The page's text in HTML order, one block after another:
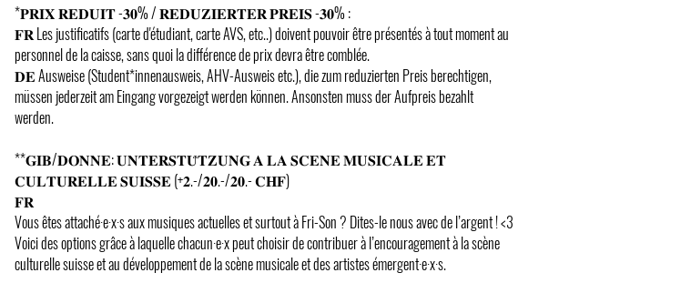
*𝐏𝐑𝐈𝐗 𝐑𝐄𝐃𝐔𝐈𝐓 -𝟑𝟎% / 𝐑𝐄𝐃𝐔𝐙𝐈𝐄𝐑𝐓𝐄𝐑 𝐏𝐑𝐄𝐈𝐒 -𝟑𝟎% :
𝐅𝐑 Les justificatifs (carte d'étudiant, carte AVS, etc..) doivent pouvoir être présentés à tout moment au
personnel de la caisse, sans quoi la différence de prix devra être comblée.
𝐃𝐄 Ausweise (Student*innenausweis, AHV-Ausweis etc.), die zum reduzierten Preis berechtigen,
müssen jederzeit am Eingang vorgezeigt werden können. Ansonsten muss der Aufpreis bezahlt
werden.
**𝐆𝐈𝐁/𝐃𝐎𝐍𝐍𝐄: 𝐔𝐍𝐓𝐄𝐑𝐒𝐓𝐔̈𝐓𝐙𝐔𝐍𝐆 𝐀 𝐋𝐀 𝐒𝐂𝐄𝐍𝐄 𝐌𝐔𝐒𝐈𝐂𝐀𝐋𝐄 𝐄𝐓
𝐂𝐔𝐋𝐓𝐔𝐑𝐄𝐋𝐋𝐄 𝐒𝐔𝐈𝐒𝐒𝐄 (+𝟐.-/𝟐𝟎.-/𝟐𝟎.- 𝐂𝐇𝐅)
𝐅𝐑
Vous êtes attaché·e·x·s aux musiques actuelles et surtout à Fri-Son ? Dites-le nous avec de l’argent ! <3
Voici des options grâce à laquelle chacun·e·x peut choisir de contribuer à l’encouragement à la scène
culturelle suisse et au développement de la scène musicale et des artistes émergent·e·x·s.